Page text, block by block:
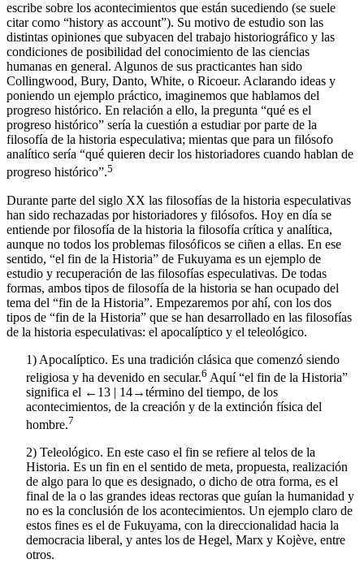
La filosofía de la historia crítica o analítica es lo que se cree y
escribe sobre los acontecimientos que están sucediendo (se suele
citar como “history as account”). Su motivo de estudio son las
distintas opiniones que subyacen del trabajo historiográfico y las
condiciones de posibilidad del conocimiento de las ciencias
humanas en general. Algunos de sus practicantes han sido
Collingwood, Bury, Danto, White, o Ricoeur. Aclarando ideas y
poniendo un ejemplo práctico, imaginemos que hablamos del
progreso histórico. En relación a ello, la pregunta “qué es el
progreso histórico” sería la cuestión a estudiar por parte de la
filosofía de la historia especulativa; mientas que para un filósofo
analítico sería “qué quieren decir los historiadores cuando hablan de
Durante parte del siglo XX las filosofías de la historia especulativas
han sido rechazadas por historiadores y filósofos. Hoy en día se
entiende por filosofía de la historia la filosofía crítica y analítica,
aunque no todos los problemas filosóficos se ciñen a ellas. En ese
sentido, “el fin de la Historia” de Fukuyama es un ejemplo de
estudio y recuperación de las filosofías especulativas. De todas
formas, ambos tipos de filosofía de la historia se han ocupado del
tema del “fin de la Historia”. Empezaremos por ahí, con los dos
tipos de “fin de la Historia” que se han desarrollado en las filosofías
1)Apocalíptico. Es una tradición clásica que comenzó siendo
religiosa y ha devenido en secular.6Aquí “el fin de la Historia”
significa el←13 |14→término del tiempo, de los
acontecimientos, de la creación y de la extinción física del
2) Teleológico. En este caso el fin se refiere altelosde la
Historia. Es un fin en el sentido de meta, propuesta, realización
de algo para lo que es designado, o dicho de otra forma, es el
final de la o las grandes ideas rectoras que guían la humanidad y
no es la conclusión de los acontecimientos. Un ejemplo claro de
estos fines es el de Fukuyama, con la direccionalidad hacia la
democracia liberal, y antes los de Hegel, Marx y Kojève, entre